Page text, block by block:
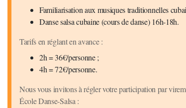
Familiarisation aux musiques traditionnelles
Danse salsa cubaine (cours de danse) 16h-18h.
Tarifs en réglant en avance :
2h = 36€/personne ;
4h = 72€/personne.
Nous vous invitons à régler votre participation par
École Danse-Salsa :